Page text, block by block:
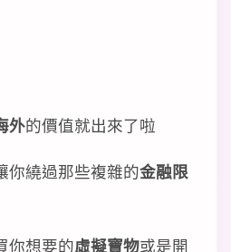
外的價值就出來了啦
你繞過那些複雜的金融限
你想要的虛擬寶物或是開